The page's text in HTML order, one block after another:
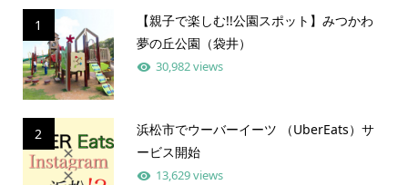
1
【親子で楽しむ!!公園スポット】みつかわ
夢の丘公園（袋井）
30,982 views
2
浜松市でウーバーイーツ （UberEats）サ
ービス開始
13,629 views